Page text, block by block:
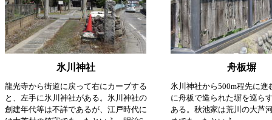
氷川神社 舟板塀
龍光寺から街道に戻って右にカーブする
と、左手に氷川神社がある。氷川神社の
創建年代等は不詳であるが、江戸時代に
氷川神社から500m程先に進
に舟板で造られた塀を巡ら
ある。秋池家は荒川の大芦